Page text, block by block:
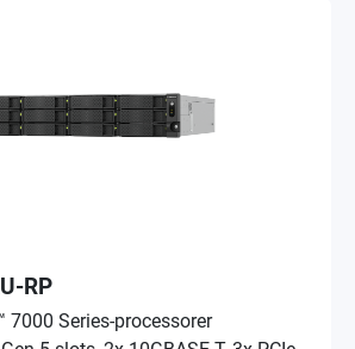
RP
7000 Series-processorer